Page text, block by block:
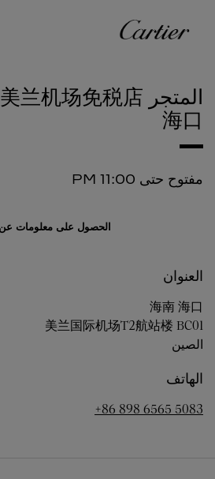
كارتييه
المتجر 卡地亚海口美兰机场免税店
海口
مفتوح حتى 11:00 PM
الحصول على معلومات
العنوان
海南 海口
美兰国际机场T2航站楼 BC01
الصين
الهاتف
+86 898 6565 5083